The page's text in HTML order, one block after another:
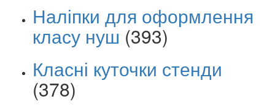
Наліпки для оформлення
класу нуш (393)
Класні куточки стенди
(378)